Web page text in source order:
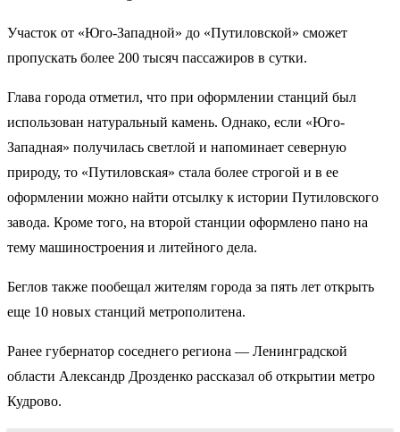
Участок от «Юго-Западной» до «Путиловской» сможет
пропускать более 200 тысяч пассажиров в сутки.
Глава города отметил, что при оформлении станций был
использован натуральный камень. Однако, если «Юго-
Западная» получилась светлой и напоминает северную
природу, то «Путиловская» стала более строгой и в ее
оформлении можно найти отсылку к истории Путиловского
завода. Кроме того, на второй станции оформлено пано на
тему машиностроения и литейного дела.
Беглов также пообещал жителям города за пять лет открыть
еще 10 новых станций метрополитена.
Ранее губернатор соседнего региона — Ленинградской
области Александр Дрозденко рассказал об открытии метро
Кудрово.